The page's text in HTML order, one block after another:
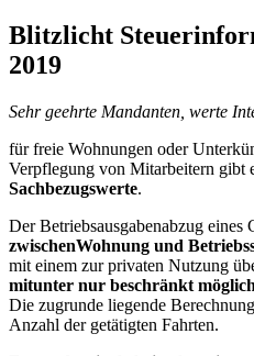
Blitzlicht
2019
Sehr geehrte Mandanten, werte
für freie Wohnungen oder
Verpflegung von Mitarbeitern gibt
Sachbezugswerte.
Der Betriebsausgabenabzug
zwischenWohnung und
mit einem zur privaten Nutzung
mitunter nur beschränkt möglich
Die zugrunde liegende
Anzahl der getätigten Fahrten.